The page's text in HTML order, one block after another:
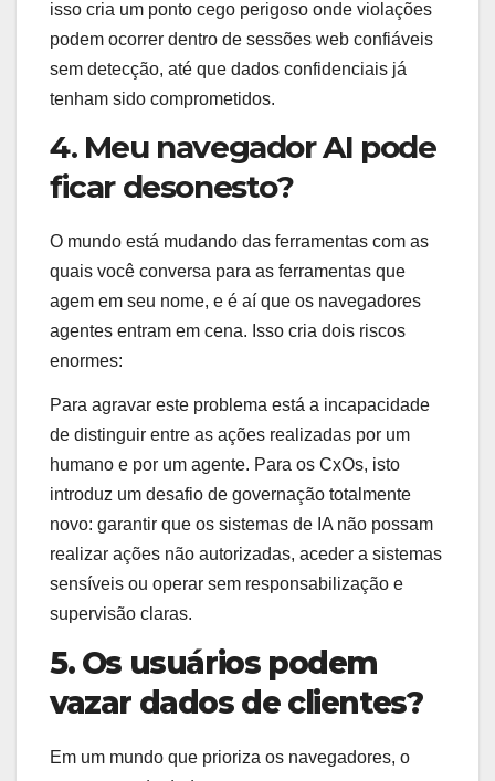
isso cria um ponto cego perigoso onde violações
podem ocorrer dentro de sessões web confiáveis ​​
sem detecção, até que dados confidenciais já
tenham sido comprometidos.
4. Meu navegador AI pode
ficar desonesto?
O mundo está mudando das ferramentas com as
quais você conversa para as ferramentas que
agem em seu nome, e é aí que os navegadores
agentes entram em cena. Isso cria dois riscos
enormes:
Para agravar este problema está a incapacidade
de distinguir entre as ações realizadas por um
humano e por um agente. Para os CxOs, isto
introduz um desafio de governação totalmente
novo: garantir que os sistemas de IA não possam
realizar ações não autorizadas, aceder a sistemas
sensíveis ou operar sem responsabilização e
supervisão claras.
5. Os usuários podem
vazar dados de clientes?
Em um mundo que prioriza os navegadores, o